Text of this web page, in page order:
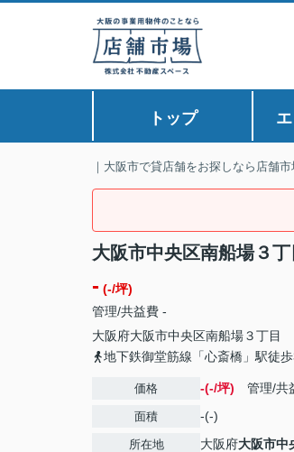
トップ
｜大阪市で貸店舗をお探しなら店舗市
大阪市中央区南船場３
- (-/坪)
管理/共益費 -
大阪府大阪市中央区南船場３丁目
地下鉄御堂筋線「心斎橋」駅徒
価格 -(-/坪) 管理/共
面積 -(-)
所在地 大阪府大阪市中